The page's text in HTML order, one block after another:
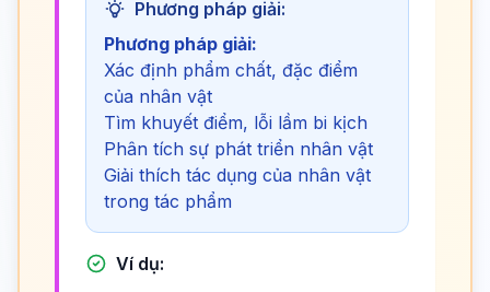
Phương pháp giải:
Phương pháp giải:
Xác định phẩm chất, đặc điểm
của nhân vật
Tìm khuyết điểm, lỗi lầm bi kịch
Phân tích sự phát triển nhân vật
Giải thích tác dụng của nhân vật
trong tác phẩm
Ví dụ: